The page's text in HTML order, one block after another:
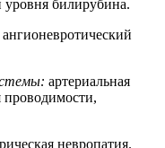
билирубина.
артериальная
проводимости,
невропатия.